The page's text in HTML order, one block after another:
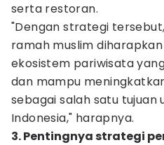
serta restoran.
"Dengan strategi
ramah muslim
ekosistem pariwisata
dan mampu
sebagai salah satu tujuan
Indonesia," harapnya.
3. Pentingnya strategi